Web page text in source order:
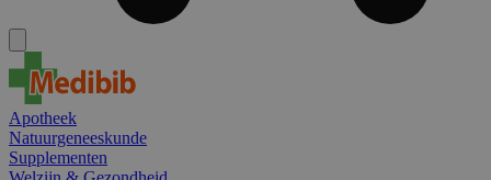
Apotheek
Natuurgeneeskunde
Supplementen